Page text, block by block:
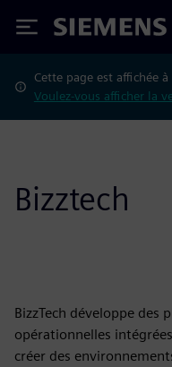
Siemens
Cette page est affichée
Voulez-vous afficher la
Bizztech
BizzTech développe des
opérationnelles
créer des